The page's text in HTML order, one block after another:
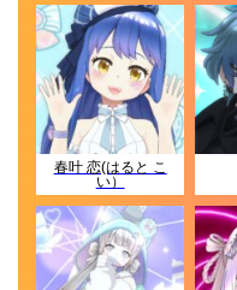
春叶 恋(はると こ
い）